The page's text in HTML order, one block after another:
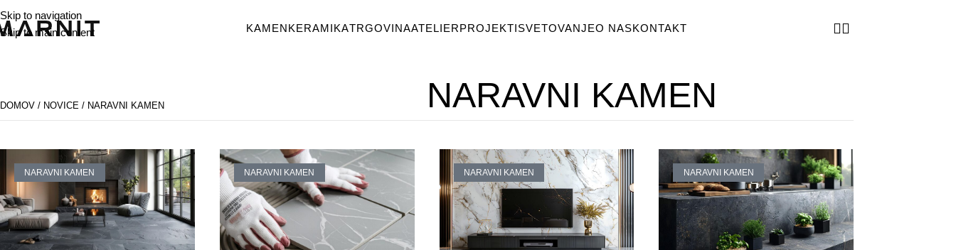
Skip to navigation
Skip to main content
KAMENKERAMIKATRGOVINAATELIERPROJEKTISVETOVANJEO NASKONTAKT
DOMOV / NOVICE / NARAVNI KAMEN NARAVNI KAMEN
NARAVNI KAMEN NARAVNI KAMEN NARAVNI KAMEN NARAVNI KAMEN